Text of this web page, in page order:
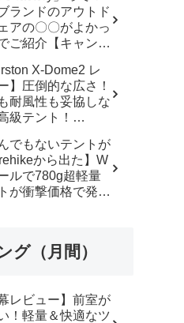
ランドのアウトド
アの〇〇がよかっ
ご紹介【キャンプ
X-Dome2 レ
】圧倒的な広さ！
耐風性も妥協しな
級テント！
トン ＃xdome1
テント -
【イエロー
でもないテントが
から出た】W
ルで780g超軽量
が衝撃価格で発売
トドア】#855 -
グ（月間）
レビュー】前室が
！軽量＆快適なツ